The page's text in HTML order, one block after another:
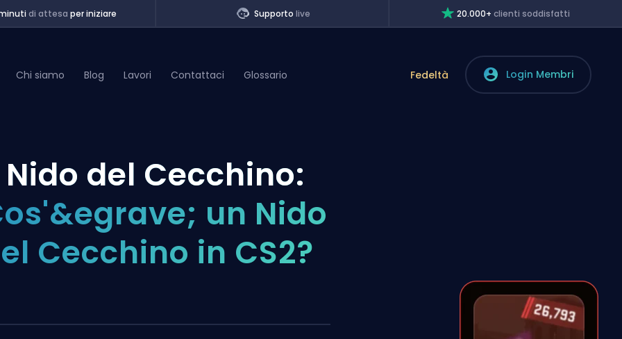
di attesa per iniziare Supporto live 20.000+clienti soddisfatti
Chi siamo Blog Lavori Contattaci Glossario Fedeltà Login Membri
del Cecchino:
un Nido
Cecchino in CS2?